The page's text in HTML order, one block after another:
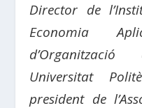
Director de
Economia
Universitat
president de